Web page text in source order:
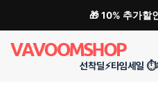
🎁 10% 추가할
선착딜⚡타임세일 ⏱️